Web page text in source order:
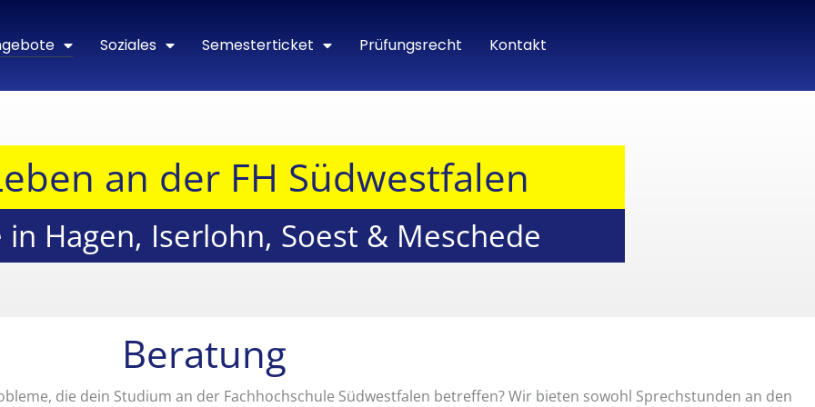
Soziales Semesterticket Prüfungsrecht Kontakt
an der FH Südwestfalen
Hagen, Iserlohn, Soest & Meschede
Beratung
die dein Studium an der Fachhochschule Südwestfalen betreffen? Wir bieten sowohl Sprechstunden an den